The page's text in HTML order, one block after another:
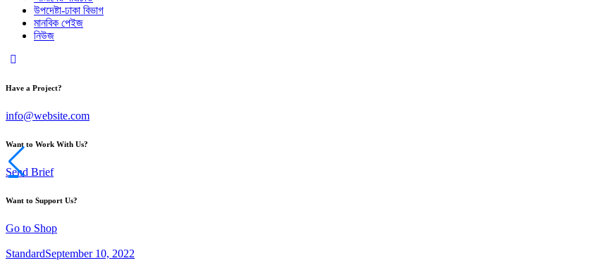
উপদেষ্টা-ঢাকা বিভাগ
মানবিক পেইজ
নিউজ
Have a Project?
info@website.com
Want to Work With Us?
Send Brief
Want to Support Us?
Go to Shop
StandardSeptember 10, 2022